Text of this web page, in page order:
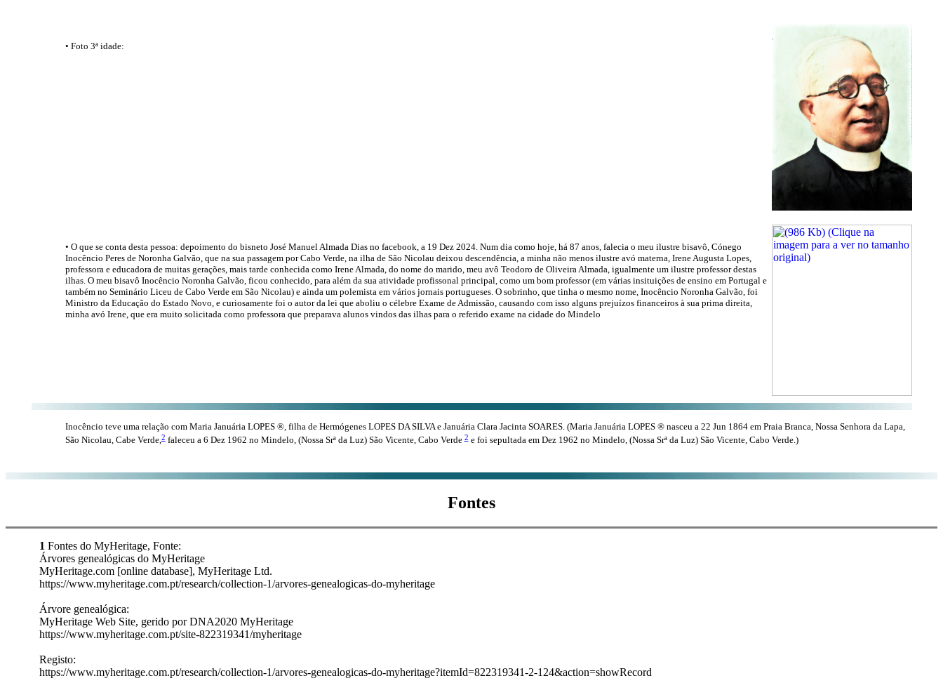
• Foto 3ª idade:
• O que se conta desta pessoa: depoimento do bisneto José Manuel Almada Dias no facebook, a 19 Dez 2024. Num dia como hoje, há 87 anos, falecia o meu ilustre bisavô, Cónego
Inocêncio Peres de Noronha Galvão, que na sua passagem por Cabo Verde, na ilha de São Nicolau deixou descendência, a minha não menos ilustre avó materna, Irene Augusta Lopes,
professora e educadora de muitas gerações, mais tarde conhecida como Irene Almada, do nome do marido, meu avô Teodoro de Oliveira Almada, igualmente um ilustre professor destas
ilhas. O meu bisavô Inocêncio Noronha Galvão, ficou conhecido, para além da sua atividade profissonal principal, como um bom professor (em várias insituições de ensino em Portugal e
também no Seminário Liceu de Cabo Verde em São Nicolau) e ainda um polemista em vários jornais portugueses. O sobrinho, que tinha o mesmo nome, Inocêncio Noronha Galvão, foi
Ministro da Educação do Estado Novo, e curiosamente foi o autor da lei que aboliu o célebre Exame de Admissão, causando com isso alguns prejuízos financeiros à sua prima direita,
minha avó Irene, que era muito solicitada como professora que preparava alunos vindos das ilhas para o referido exame na cidade do Mindelo
Inocêncio teve uma relação com Maria Januária LOPES ®, filha de Hermógenes LOPES DA SILVA e Januária Clara Jacinta SOARES. (Maria Januária LOPES ® nasceu a 22 Jun 1864 em Praia Branca, Nossa Senhora da Lapa,
São Nicolau, Cabe Verde,2faleceu a 6 Dez 1962 no Mindelo, (Nossa Srª da Luz) São Vicente, Cabo Verde2e foi sepultada em Dez 1962 no Mindelo, (Nossa Srª da Luz) São Vicente, Cabo Verde.)
Fontes
1 Fontes do MyHeritage, Fonte:
Árvores genealógicas do MyHeritage
MyHeritage.com [online database], MyHeritage Ltd.
https://www.myheritage.com.pt/research/collection-1/arvores-genealogicas-do-myheritage
Árvore genealógica:
MyHeritage Web Site, gerido por DNA2020 MyHeritage
https://www.myheritage.com.pt/site-822319341/myheritage
Registo:
https://www.myheritage.com.pt/research/collection-1/arvores-genealogicas-do-myheritage?itemId=822319341-2-124&action=showRecord